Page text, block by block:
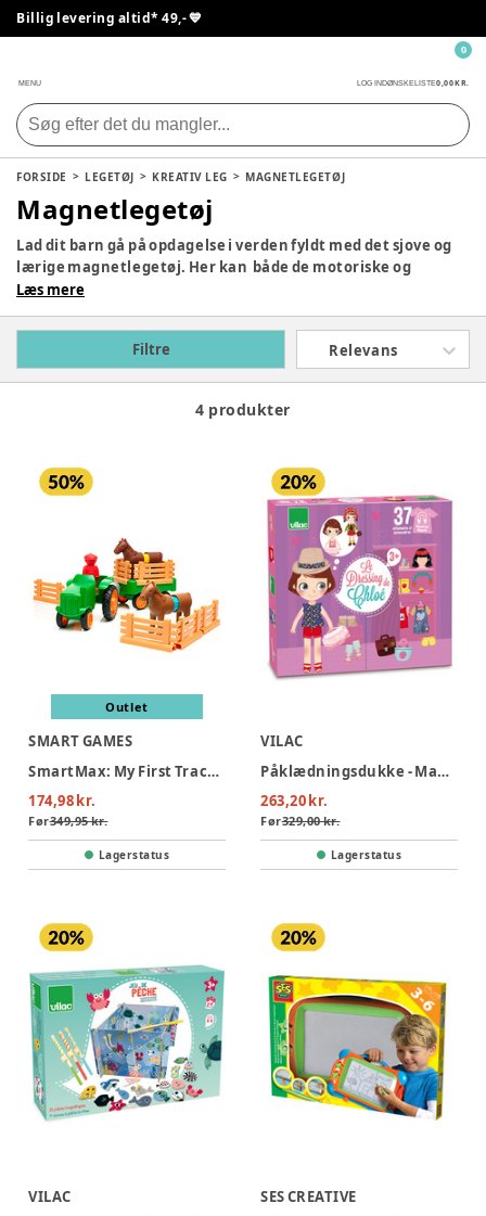
Billig levering altid* 49,- 💙
MENU LOG INDØNSKELISTE0,00 KR.
0
FORSIDE LEGETØJ KREATIV LEG MAGNETLEGETØJ
Magnetlegetøj
Lad dit barn gå på opdagelse i verden fyldt med det sjove og
lærige magnetlegetøj. Her kan både de motoriske og
kreative evner bliver udfordret i mange timers leg. Vi ved, af
udvalg af sjove magnetsæt. Det er nemlig kun fantasien der
sætter grænser for de ting, som I kan bygge med magnetiske
klodser.
Læs mere
Filtre Relevans
4 produkter
Outlet
SMART GAMES
SmartMax: My First Tractor 3 (Nordic)
174,98 kr.
Før349,95 kr.
Lagerstatus
VILAC
Påklædningsdukke - Magnetisk
263,20 kr.
Før329,00 kr.
Lagerstatus
VILAC
SES CREATIVE